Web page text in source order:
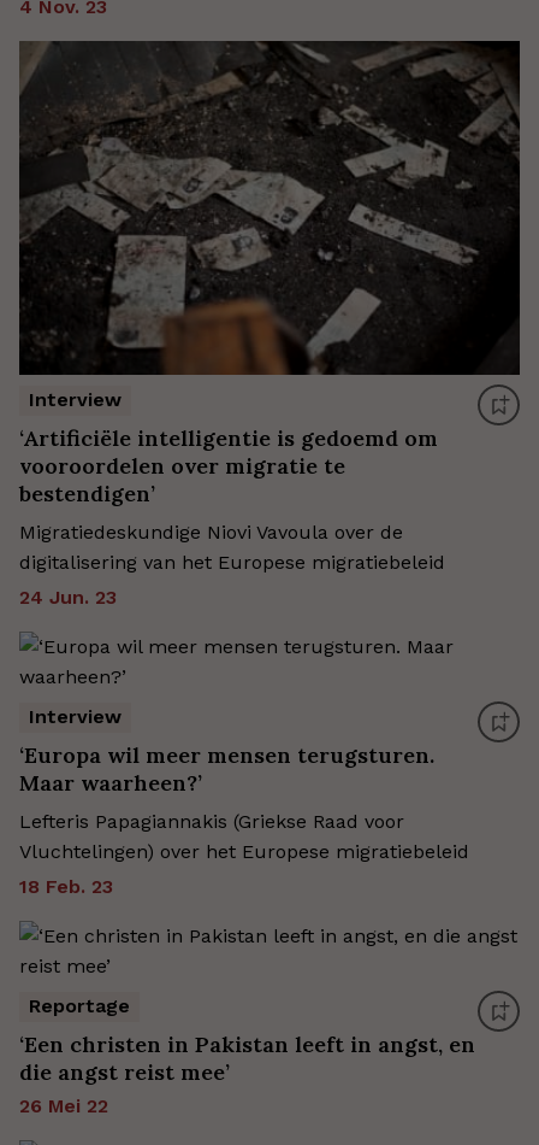
4 Nov. 23
Interview
‘Artificiële intelligentie is gedoemd om
vooroordelen over migratie te
bestendigen’
Migratiedeskundige Niovi Vavoula over de
digitalisering van het Europese migratiebeleid
24 Jun. 23
Interview
‘Europa wil meer mensen terugsturen.
Maar waarheen?’
Lefteris Papagiannakis (Griekse Raad voor
Vluchtelingen) over het Europese migratiebeleid
18 Feb. 23
Reportage
‘Een christen in Pakistan leeft in angst, en
die angst reist mee’
26 Mei 22